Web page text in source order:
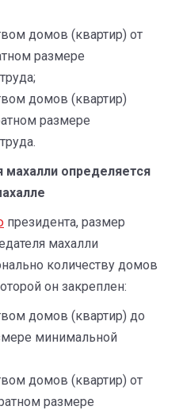
домов (квартир) от
размере
домов (квартир)
размере
махалли определяется
президента, размер
махалли
количеству домов
он закреплен:
домов (квартир) до
минимальной
домов (квартир) от
размере